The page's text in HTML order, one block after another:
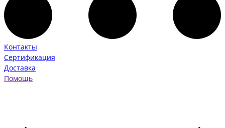
Контакты
Сертификация
Доставка
Помощь